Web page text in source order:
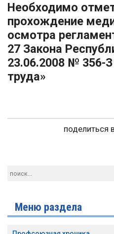
Необходимо
прохождение
осмотра
27 Закона
23.06.2008 № 356-
труда»
поделиться
Меню раздела